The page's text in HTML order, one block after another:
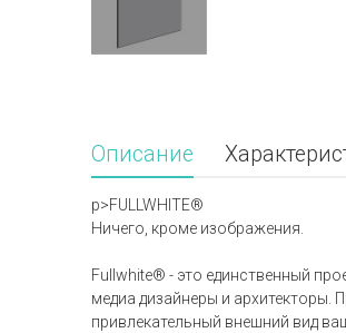
Описание
p>FULLWHITE®
Ничего, кроме изображения.
Fullwhite® - это единственный
медиа дизайнеры и
привлекательный внешний вид